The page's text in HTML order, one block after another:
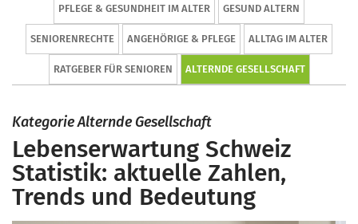
PFLEGE & GESUNDHEIT IM ALTER GESUND ALTERN
SENIORENRECHTE ANGEHÖRIGE & PFLEGE ALLTAG IM ALTER
RATGEBER FÜR SENIOREN ALTERNDE GESELLSCHAFT
Kategorie Alternde Gesellschaft
Lebenserwartung Schweiz
Statistik: aktuelle Zahlen,
Trends und Bedeutung